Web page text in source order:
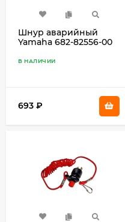
Шнур аварийный
Yamaha 682-82556-00
В НАЛИЧИИ
693 ₽